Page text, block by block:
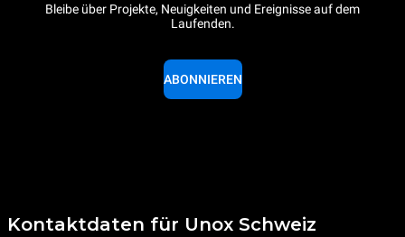
Bleibe über Projekte, Neuigkeiten und Ereignisse auf dem
Laufenden.
ABONNIEREN
Kontaktdaten für Unox Schweiz